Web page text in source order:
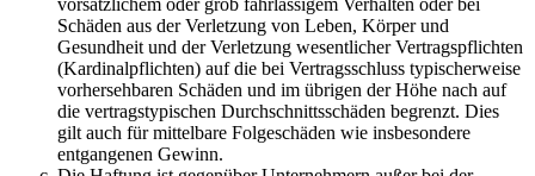
vorsätzlichem oder grob fahrlässigem Verhalten oder bei
Schäden aus der Verletzung von Leben, Körper und
Gesundheit und der Verletzung wesentlicher Vertragspflichten
(Kardinalpflichten) auf die bei Vertragsschluss typischerweise
vorhersehbaren Schäden und im übrigen der Höhe nach auf
die vertragstypischen Durchschnittsschäden begrenzt. Dies
gilt auch für mittelbare Folgeschäden wie insbesondere
entgangenen Gewinn.